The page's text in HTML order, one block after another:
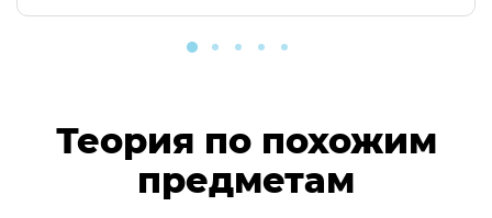
Теория по похожим
предметам